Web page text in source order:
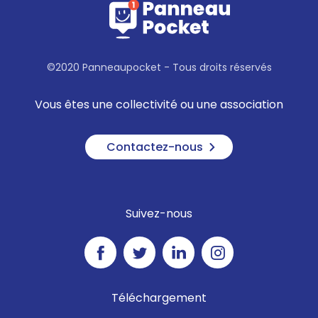
©2020 Panneaupocket - Tous droits réservés
Vous êtes une collectivité ou une association
Contactez-nous
Suivez-nous
Téléchargement